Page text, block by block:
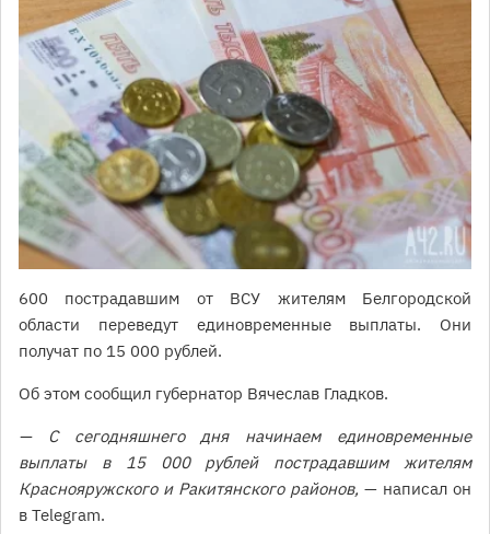
600 пострадавшим от ВСУ жителям Белгородской
области переведут единовременные выплаты. Они
получат по 15 000 рублей.
Об этом сообщил губернатор Вячеслав Гладков.
— С сегодняшнего дня начинаем единовременные
выплаты в 15 000 рублей пострадавшим жителям
Краснояружского и Ракитянского районов, — написал он
в Telegram.